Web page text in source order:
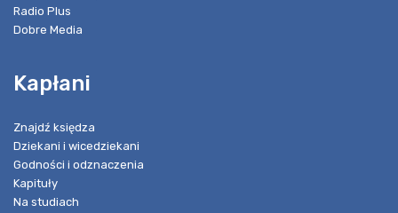
Radio Plus
Dobre Media
Kapłani
Znajdź księdza
Dziekani i wicedziekani
Godności i odznaczenia
Kapituły
Na studiach